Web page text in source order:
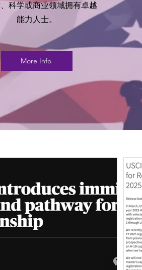
科学或商业领域拥有卓越
能力人士。
More Info